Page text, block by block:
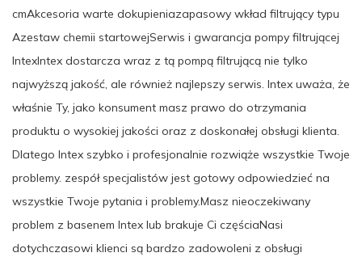
cmAkcesoria warte dokupieniazapasowy wkład filtrujący typu
Azestaw chemii startowejSerwis i gwarancja pompy filtrującej
IntexIntex dostarcza wraz z tą pompą filtrującą nie tylko
najwyższą jakość, ale również najlepszy serwis. Intex uważa, że
właśnie Ty, jako konsument masz prawo do otrzymania
produktu o wysokiej jakości oraz z doskonałej obsługi klienta.
Dlatego Intex szybko i profesjonalnie rozwiąże wszystkie Twoje
problemy. zespół specjalistów jest gotowy odpowiedzieć na
wszystkie Twoje pytania i problemy.Masz nieoczekiwany
problem z basenem Intex lub brakuje Ci częściaNasi
dotychczasowi klienci są bardzo zadowoleni z obsługi